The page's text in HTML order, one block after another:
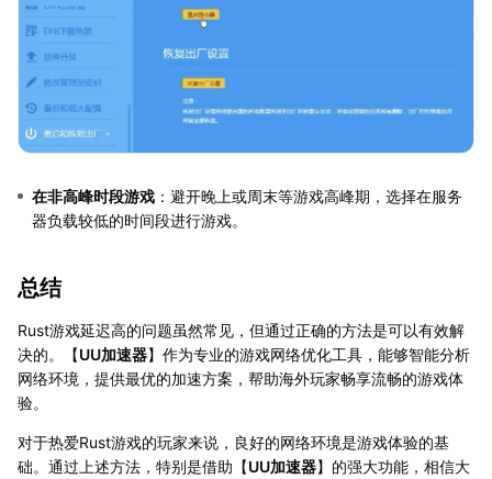
在非高峰时段游戏 ：避开晚上或周末等游戏高峰期，选择在服务
器负载较低的时间段进行游戏。
总结
Rust游戏延迟高的问题虽然常见，但通过正确的方法是可以有效解
决的。【UU加速器】作为专业的游戏网络优化工具，能够智能分析
网络环境，提供最优的加速方案，帮助海外玩家畅享流畅的游戏体
验。
对于热爱Rust游戏的玩家来说，良好的网络环境是游戏体验的基
础。通过上述方法，特别是借助【UU加速器】的强大功能，相信大